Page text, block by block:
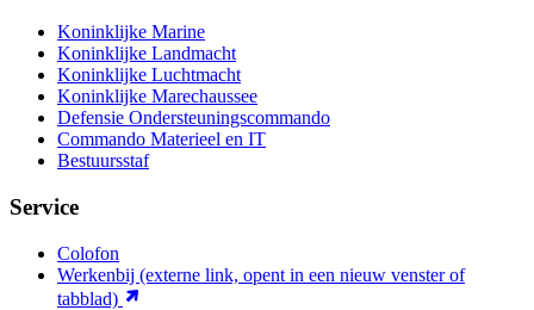
Koninklijke Marine
Koninklijke Landmacht
Koninklijke Luchtmacht
Koninklijke Marechaussee
Defensie Ondersteuningscommando
Commando Materieel en IT
Bestuursstaf
Service
Colofon
Werkenbij (externe link, opent in een nieuw venster of
tabblad)